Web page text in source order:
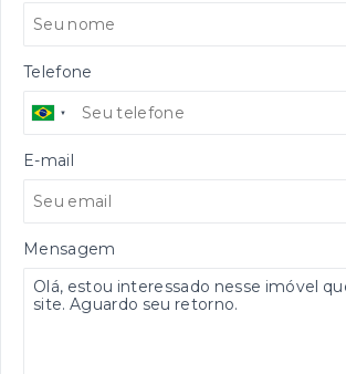
Telefone
E-mail
Mensagem